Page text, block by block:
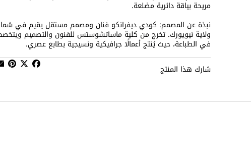
مريحة بياقة دائرية مضلعة.
نبذة عن المصمم: كودي ديفرانكو فنان ومصمم مستقل يقيم في
ولاية نيويورك. تخرج من كلية ماساتشوستس للفنون والتصميم
في الطباعة، حيث يُنتج أعمالًا جرافيكية ونسيجية بطابع عصري.
شارك هذا المنتج